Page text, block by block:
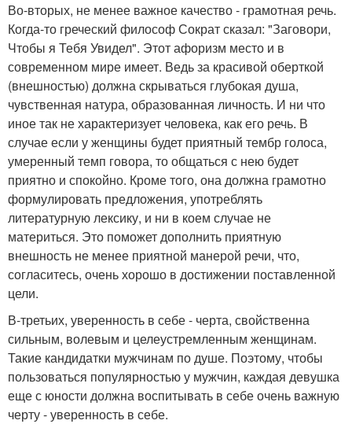
Во-вторых, не менее важное качество - грамотная речь.
Когда-то греческий философ Сократ сказал: "Заговори,
Чтобы я Тебя Увидел". Этот афоризм место и в
современном мире имеет. Ведь за красивой оберткой
(внешностью) должна скрываться глубокая душа,
чувственная натура, образованная личность. И ни что
иное так не характеризует человека, как его речь. В
случае если у женщины будет приятный тембр голоса,
умеренный темп говора, то общаться с нею будет
приятно и спокойно. Кроме того, она должна грамотно
формулировать предложения, употреблять
литературную лексику, и ни в коем случае не
материться. Это поможет дополнить приятную
внешность не менее приятной манерой речи, что,
согласитесь, очень хорошо в достижении поставленной
цели.
В-третьих, уверенность в себе - черта, свойственна
сильным, волевым и целеустремленным женщинам.
Такие кандидатки мужчинам по душе. Поэтому, чтобы
пользоваться популярностью у мужчин, каждая девушка
еще с юности должна воспитывать в себе очень важную
черту - уверенность в себе.